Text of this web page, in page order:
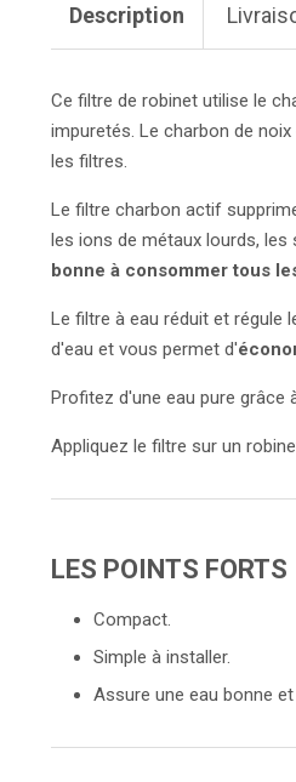
Description
Ce filtre de robinet utilise le
impuretés. Le charbon de
les filtres.
Le filtre charbon actif
les ions de métaux lourds, les
bonne à consommer tous
Le filtre à eau réduit et régule
d'eau et vous permet d'
Profitez d'une eau pure grâce
Appliquez le filtre sur un
LES POINTS FORTS
Compact.
Simple à installer.
Assure une eau bonne